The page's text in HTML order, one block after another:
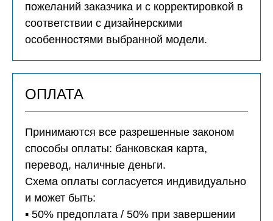
пожеланий заказчика и с корректировкой в
соответствии с дизайнерскими
особенностями выбранной модели.
ОПЛАТА
Принимаются все разрешенные законом
способы оплаты: банковская карта,
перевод, наличные деньги.
Схема оплаты согласуется индивидуально
и может быть:
▪️ 50% предоплата / 50% при завершении